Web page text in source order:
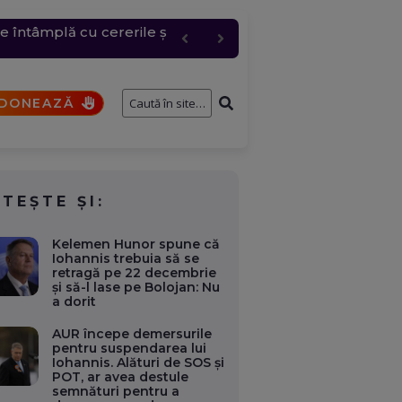
fiscală
orașe. La Avrig ard 50
întâmplă cu cererile și
pentru „Anna”
ȘI:
Kelemen Hunor spune că
Iohannis trebuia să se
retragă pe 22 decembrie
și să-l lase pe Bolojan: Nu
a dorit
AUR începe demersurile
pentru suspendarea lui
Iohannis. Alături de SOS și
POT, ar avea destule
semnături pentru a